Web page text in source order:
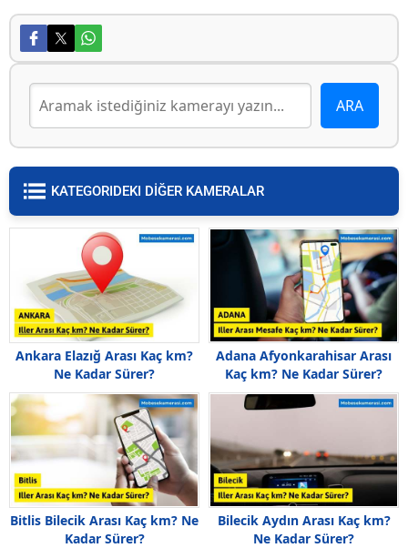
KATEGORIDEKI DİĞER KAMERALAR
Ankara Elazığ Arası Kaç km?
Ne Kadar Sürer?
Adana Afyonkarahisar Arası
Kaç km? Ne Kadar Sürer?
Bitlis Bilecik Arası Kaç km? Ne
Kadar Sürer?
Bilecik Aydın Arası Kaç km?
Ne Kadar Sürer?